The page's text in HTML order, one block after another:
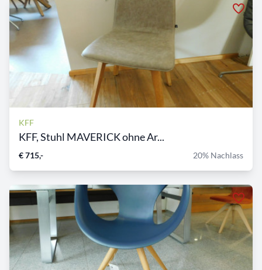
KFF
KFF, Stuhl MAVERICK ohne Ar...
€ 715,- 20% Nachlass